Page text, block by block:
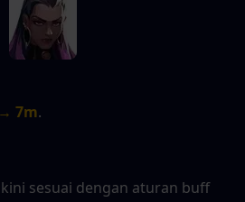
7m.
sesuai dengan aturan buff